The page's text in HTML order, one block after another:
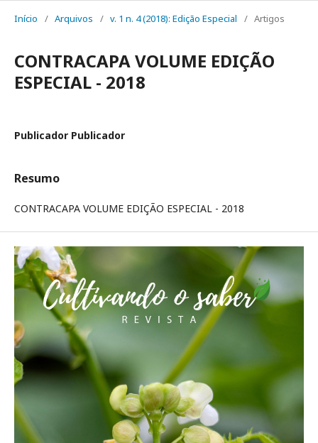
Início / Arquivos / v. 1 n. 4 (2018): Edição Especial / Artigos
CONTRACAPA VOLUME EDIÇÃO
ESPECIAL - 2018
Publicador Publicador
Resumo
CONTRACAPA VOLUME EDIÇÃO ESPECIAL - 2018